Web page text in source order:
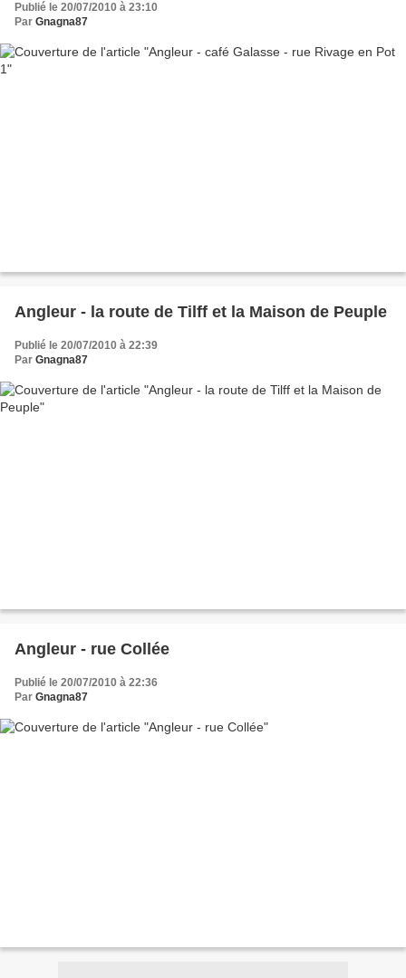
Publié le 20/07/2010 à 23:10
Par Gnagna87
Angleur - la route de Tilff et la Maison de Peuple
Publié le 20/07/2010 à 22:39
Par Gnagna87
Angleur - rue Collée
Publié le 20/07/2010 à 22:36
Par Gnagna87